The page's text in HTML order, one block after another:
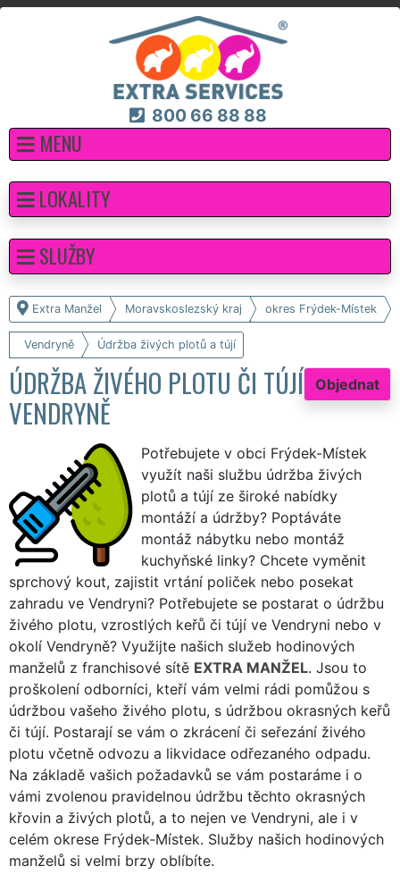
800 66 88 88
MENU
Extra Manžel Moravskoslezský kraj okres Frýdek-Místek
Vendryně Údržba živých plotů a tújí
Objednat
ÚDRŽBA ŽIVÉHO PLOTU ČI TÚJÍ
VENDRYNĚ
Potřebujete v obci Frýdek-Místek
využít naši službu údržba živých
plotů a tújí ze široké nabídky
montáží a údržby? Poptáváte
montáž nábytku nebo montáž
kuchyňské linky? Chcete vyměnit
sprchový kout, zajistit vrtání poliček nebo posekat
zahradu ve Vendryni? Potřebujete se postarat o údržbu
živého plotu, vzrostlých keřů či tújí ve Vendryni nebo v
okolí Vendryně? Využijte našich služeb hodinových
manželů z franchisové sítě EXTRA MANŽEL. Jsou to
proškolení odborníci, kteří vám velmi rádi pomůžou s
údržbou vašeho živého plotu, s údržbou okrasných keřů
či tújí. Postarají se vám o zkrácení či seřezání živého
plotu včetně odvozu a likvidace odřezaného odpadu.
Na základě vašich požadavků se vám postaráme i o
vámi zvolenou pravidelnou údržbu těchto okrasných
křovin a živých plotů, a to nejen ve Vendryni, ale i v
celém okrese Frýdek-Místek. Služby našich hodinových
manželů si velmi brzy oblíbíte.
LOKALITY
SLUŽBY